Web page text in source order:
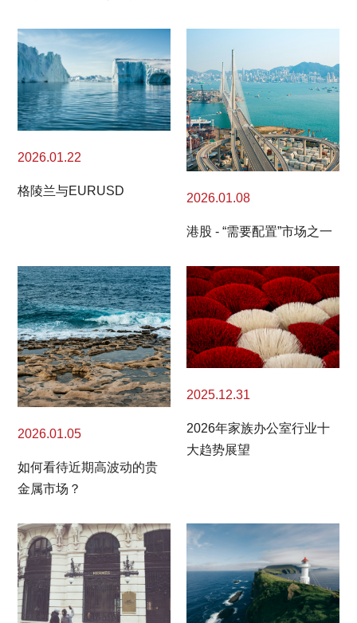
2026.01.22
格陵兰与EURUSD
2026.01.08
港股 - “需要配置”市场之一
2026.01.05
如何看待近期高波动的贵
金属市场？
2025.12.31
2026年家族办公室行业十
大趋势展望